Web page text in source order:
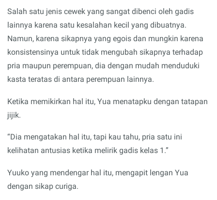
Salah satu jenis cewek yang sangat dibenci oleh gadis
lainnya karena satu kesalahan kecil yang dibuatnya.
Namun, karena sikapnya yang egois dan mungkin karena
konsistensinya untuk tidak mengubah sikapnya terhadap
pria maupun perempuan, dia dengan mudah menduduki
kasta teratas di antara perempuan lainnya.
Ketika memikirkan hal itu, Yua menatapku dengan tatapan
jijik.
“Dia mengatakan hal itu, tapi kau tahu, pria satu ini
kelihatan antusias ketika melirik gadis kelas 1.”
Yuuko yang mendengar hal itu, mengapit lengan Yua
dengan sikap curiga.